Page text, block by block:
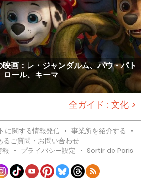
画：レ・ジャンダルム、パウ・パト
ロール、キーマ
全ガイド : 文化 >
に関する情報発信 • 事業所を紹介する •
るご質問・お問い合わせ
報 • プライバシー設定 • Sortir de Paris